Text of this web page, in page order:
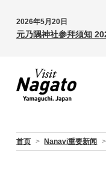
2026年5月20日
元乃隅神社参拜须知
首页 > Nanavi重要新闻 >